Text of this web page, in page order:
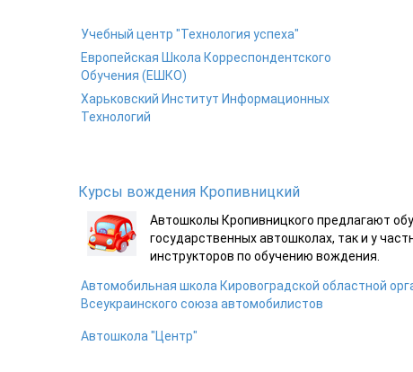
Учебный центр "Технология успеха"
Европейская Школа Корреспондентского
Обучения (ЕШКО)
Харьковский Институт Информационных
Технологий
Курсы вождения Кропивницкий
Автошколы Кропивницкого предлагают
государственных автошколах, так и у
инструкторов по обучению вождения.
Автомобильная школа Кировоградской областной
Всеукраинского союза автомобилистов
Автошкола "Центр"